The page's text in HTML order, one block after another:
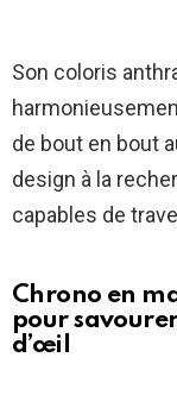
Son coloris
de bout en bout
design à la
capables de
Chrono en
pour
d’œil